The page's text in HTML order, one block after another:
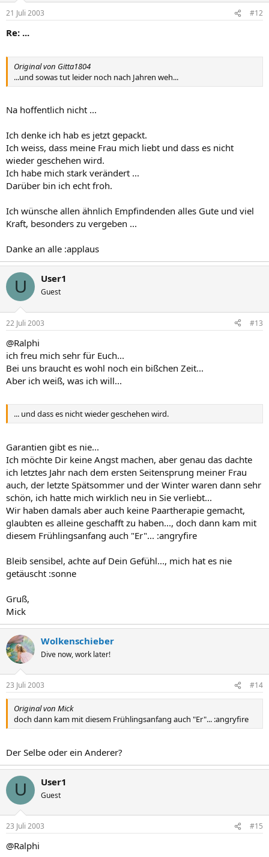
21 Juli 2003 #12
Re: ...
Original von Gitta1804
...und sowas tut leider noch nach Jahren weh...
Na hoffentlich nicht ...
Ich denke ich hab es jetzt gepackt.
Ich weiss, dass meine Frau mich liebt und dass es nicht
wieder geschehen wird.
Ich habe mich stark verändert ...
Darüber bin ich echt froh.
Ich wünsche allen ähnlich Empfindenden alles Gute und viel
Kraft, besonders zu vergeben ...
Danke an alle :applaus
U User1
Guest
22 Juli 2003 #13
@Ralphi
ich freu mich sehr für Euch...
Bei uns braucht es wohl noch ein bißchen Zeit...
Aber ich weiß, was ich will...
... und dass es nicht wieder geschehen wird.
Garantien gibt es nie...
Ich möchte Dir keine Angst machen, aber genau das dachte
ich letztes Jahr nach dem ersten Seitensprung meiner Frau
auch, der letzte Spätsommer und der Winter waren dann sehr
schön, ich hatte mich wirklich neu in Sie verliebt...
Wir haben damals aber auch keine Paartherapie gemacht,
glaubten es alleine geschafft zu haben..., doch dann kam mit
diesem Frühlingsanfang auch "Er"... :angryfire
Bleib sensibel, achte auf Dein Gefühl..., mich hat es nie
getäuscht :sonne
Gruß,
Mick
Wolkenschieber
Dive now, work later!
23 Juli 2003 #14
Original von Mick
doch dann kam mit diesem Frühlingsanfang auch "Er"... :angryfire
Der Selbe oder ein Anderer?
U User1
Guest
23 Juli 2003 #15
@Ralphi